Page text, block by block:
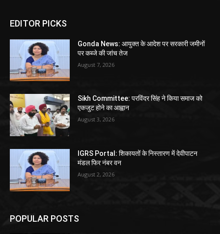
EDITOR PICKS
Gonda News: आयुक्त के आदेश पर सरकारी जमीनों
पर कब्जे की जांच तेज
August 7, 2026
Sikh Committee: परविंदर सिंह ने किया समाज को
एकजुट होने का आह्वान
August 3, 2026
IGRS Portal: शिकायतों के निस्तारण में देवीपाटन
मंडल फिर नंबर वन
August 2, 2026
POPULAR POSTS